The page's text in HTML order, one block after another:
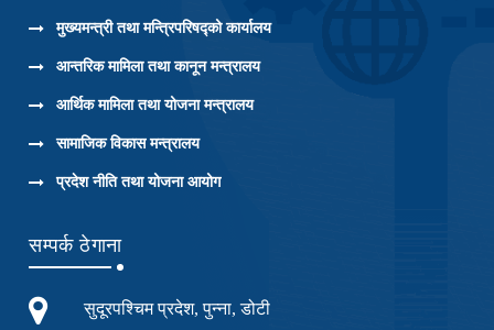
मुख्यमन्त्री तथा मन्त्रिपरिषद्को कार्यालय
आन्तरिक मामिला तथा कानून मन्त्रालय
आर्थिक मामिला तथा योजना मन्त्रालय
सामाजिक विकास मन्त्रालय
प्रदेश नीति तथा योजना आयोग
सम्पर्क ठेगाना
सुदूरपश्चिम प्रदेश, पुन्ना, डोटी